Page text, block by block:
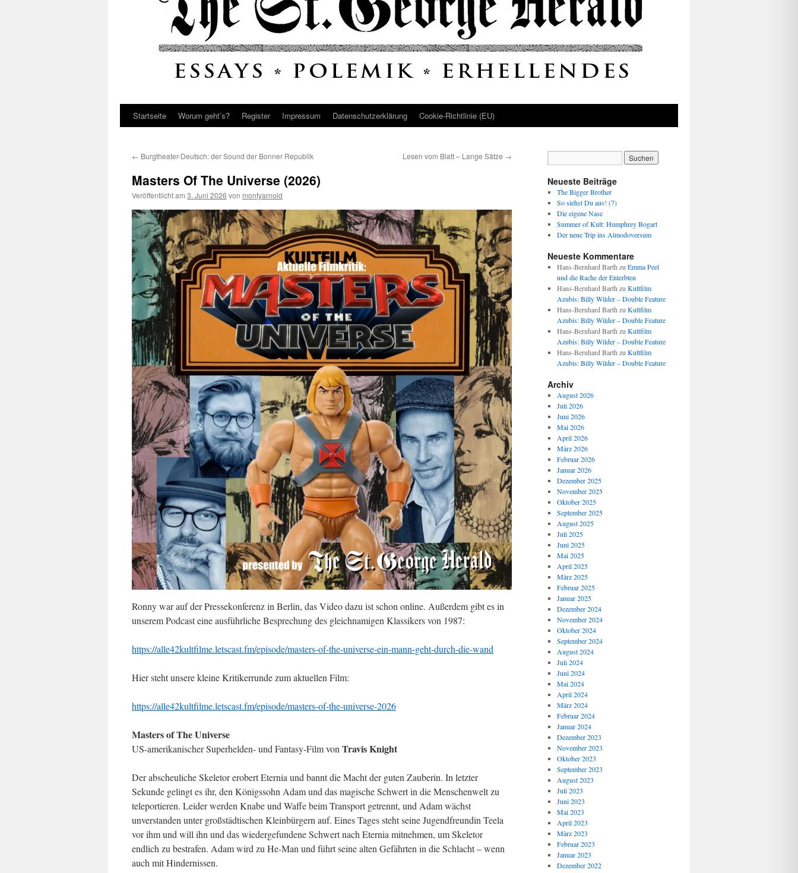
Startseite Worum geht’s? Register Impressum Datenschutz­erklärung Cookie-Richtlinie (EU)
← Burgtheater-Deutsch: der Sound der Bonner Republik Lesen vom Blatt – Lange Sätze →
Masters Of The Universe (2026)
Veröffentlicht am 3. Juni 2026 von montyarnold
Ronny war auf der Pressekonferenz in Berlin, das Video dazu ist schon online. Außerdem gibt es in
unserem Podcast eine ausführliche Besprechung des gleichnamigen Klassikers von 1987:
https://alle42kultfilme.letscast.fm/episode/masters-of-the-universe-ein-mann-geht-durch-die-wand
Hier steht unsere kleine Kritikerrunde zum aktuellen Film:
https://alle42kultfilme.letscast.fm/episode/masters-of-the-universe-2026
Masters of The Universe
US-amerikanischer Superhelden- und Fantasy-Film von Travis Knight
Der abscheuliche Skeletor erobert Eternia und bannt die Macht der guten Zauberin. In letzter
Sekunde gelingt es ihr, den Königssohn Adam und das magische Schwert in die Menschenwelt zu
teleportieren. Leider werden Knabe und Waffe beim Transport getrennt, und Adam wächst
unverstanden unter großstädtischen Kleinbürgern auf. Eines Tages steht seine Jugendfreundin Teela
vor ihm und will ihn und das wiedergefundene Schwert nach Eternia mitnehmen, um Skeletor
endlich zu bestrafen. Adam wird zu He-Man und führt seine alten Gefährten in die Schlacht – wenn
auch mit Hindernissen.
Neueste Beiträge
The Bigger Brother
So siehst Du aus! (7)
Die eigene Nase
Summer of Kult: Humphrey Bogart
Der neue Trip ins Almodoversum
Neueste Kommentare
Hans-Bernhard Barth zu Emma Peel
und die Rache der Enterbten
Hans-Bernhard Barth zu Kultfilm
Azubis: Billy Wilder – Double Feature
Hans-Bernhard Barth zu Kultfilm
Azubis: Billy Wilder – Double Feature
Hans-Bernhard Barth zu Kultfilm
Azubis: Billy Wilder – Double Feature
Hans-Bernhard Barth zu Kultfilm
Azubis: Billy Wilder – Double Feature
Archiv
August 2026
Juli 2026
Juni 2026
Mai 2026
April 2026
März 2026
Februar 2026
Januar 2026
Dezember 2025
November 2025
Oktober 2025
September 2025
August 2025
Juli 2025
Juni 2025
Mai 2025
April 2025
März 2025
Februar 2025
Januar 2025
Dezember 2024
November 2024
Oktober 2024
September 2024
August 2024
Juli 2024
Juni 2024
Mai 2024
April 2024
März 2024
Februar 2024
Januar 2024
Dezember 2023
November 2023
Oktober 2023
September 2023
August 2023
Juli 2023
Juni 2023
Mai 2023
April 2023
März 2023
Februar 2023
Januar 2023
Dezember 2022